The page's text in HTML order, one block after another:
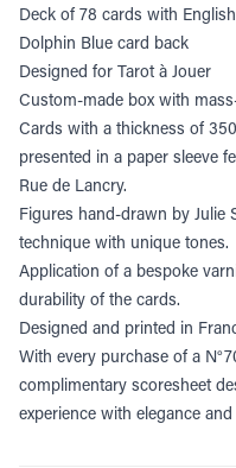
Deck of 78 cards with
Dolphin Blue card back
Designed for Tarot à Jouer
Custom-made box with
Cards with a thickness of
presented in a paper sleeve
Rue de Lancry.
Figures hand-drawn by Julie
technique with unique tones.
Application of a bespoke
durability of the cards.
Designed and printed in
With every purchase of a
complimentary scoresheet
experience with elegance